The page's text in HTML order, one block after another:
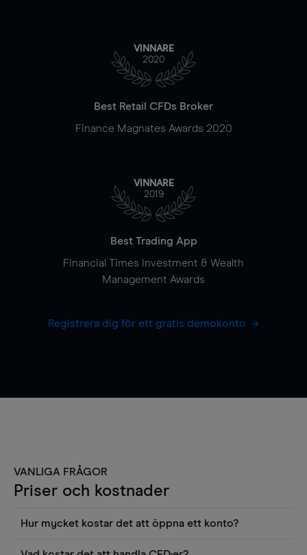
VINNARE
2020
Best Retail CFDs Broker
Finance Magnates Awards 2020
VINNARE
2019
Best Trading App
Financial Times Investment & Wealth
Management Awards
Registrera dig för ett gratis demokonto
VANLIGA FRÅGOR
Priser och kostnader
Hur mycket kostar det att öppna ett konto?